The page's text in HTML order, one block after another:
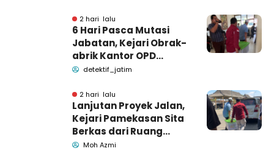
2 hari lalu
6 Hari Pasca Mutasi
Jabatan, Kejari Obrak-
abrik Kantor OPD
Pemkab Pamekasan
detektif_jatim
2 hari lalu
Lanjutan Proyek Jalan,
Kejari Pamekasan Sita
Berkas dari Ruang
Pemkab Pamekasan
Moh Azmi